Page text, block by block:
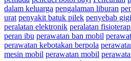
dalam keluarga pengalaman liburan
urat penyakit batuk pilek penyebab
peralatan elektronik peralatan
peran ibu perawatan ban mobil
perawatan kebotakan berpola
mesin mobil perawatan mobil